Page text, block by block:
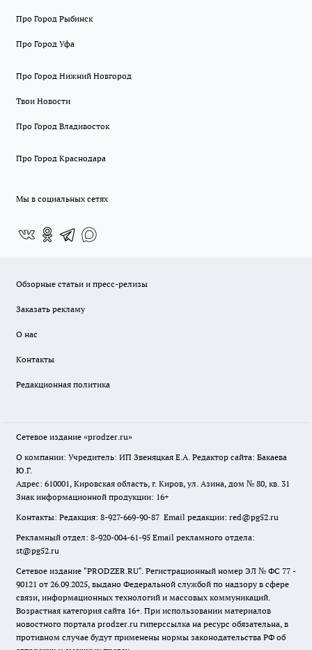
Про Город Рыбинск
Про Город Уфа
Про Город Нижний Новгород
Твои Новости
Про Город Владивосток
Про Город Краснодара
Мы в социальных сетях
Обзорные статьи и пресс-релизы
Заказать рекламу
О нас
Контакты
Редакционная политика
Сетевое издание «prodzer.ru»
О компании: Учредитель: ИП Звеняцкая Е.А. Редактор сайта: Бакаева
Ю.Г.
Адрес: 610001, Кировская область, г. Киров, ул. Азина, дом № 80, кв. 31
Знак информационной продукции: 16+
Контакты: Редакция: 8-927-669-90-87 Email редакции: red@pg52.ru
Рекламный отдел: 8-920-004-61-95 Email рекламного отдела:
st@pg52.ru
Сетевое издание "PRODZER.RU". Регистрационный номер ЭЛ № ФС 77 -
90121 от 26.09.2025, выдано Федеральной службой по надзору в сфере
связи, информационных технологий и массовых коммуникаций.
Возрастная категория сайта 16+. При использовании материалов
новостного портала prodzer.ru гиперссылка на ресурс обязательна, в
противном случае будут применены нормы законодательства РФ об